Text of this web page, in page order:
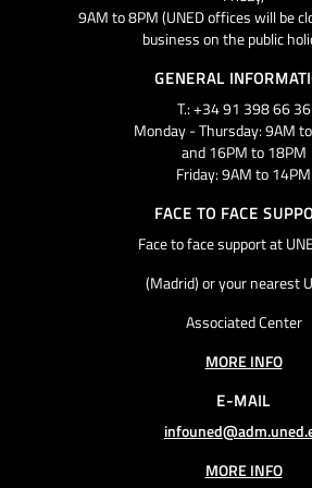
9AM to 8PM (UNED offices will be
business on the public
GENERAL
T.: +34 91 398 66 36
Monday - Thursday: 9AM
and 16PM to 18PM
Friday: 9AM to 14PM
FACE TO FACE
Face to face support at
(Madrid) or your nearest
Associated Center
MORE INFO
E-MAIL
MORE INFO